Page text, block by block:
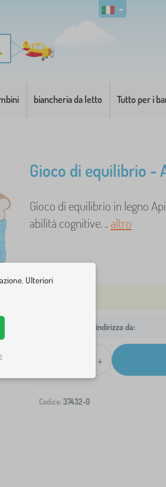
biancheria da letto Tutto per i
Gioco di equilibrio -
Gioco di equilibrio in legno
abilità cognitive. ..altro
Spedizione al tuo indirizzo da:
+
Codice: 37432-0
Ulteriori